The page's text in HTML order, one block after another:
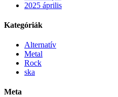
2025 április
Kategóriák
Alternatív
Metal
Rock
ska
Meta